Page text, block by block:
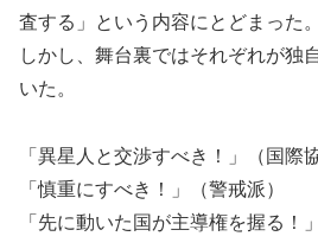
査する」という内容にとどまった。
しかし、舞台裏ではそれぞれが独
いた。
「異星人と交渉すべき！」（国際
「慎重にすべき！」（警戒派）
「先に動いた国が主導権を握る！